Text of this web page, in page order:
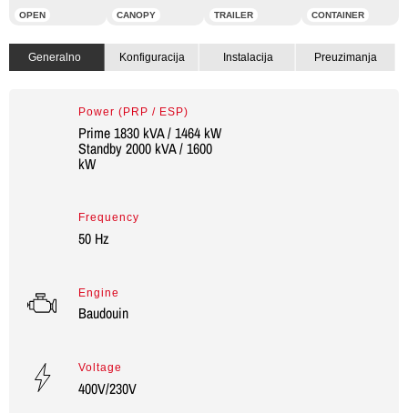
OPEN CANOPY TRAILER CONTAINER
Generalno Konfiguracija Instalacija Preuzimanja
Engine
Baudouin
Frequency
50 Hz
Voltage
400V/230V
Power (PRP / ESP)
Prime 1830 kVA / 1464 kW
Standby 2000 kVA / 1600
kW